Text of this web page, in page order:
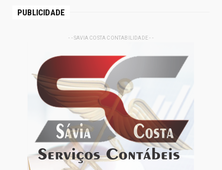
PUBLICIDADE
- - SAVIA COSTA CONTABILIDADE - -